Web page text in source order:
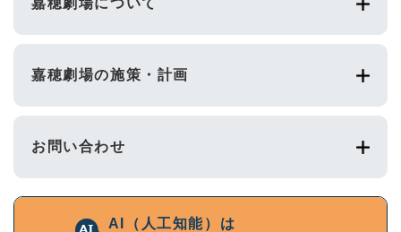
嘉穂劇場の施策・計画
お問い合わせ
AI（人工知能）は